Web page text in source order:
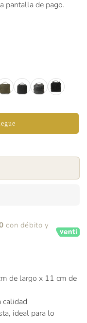
pantalla de pago.
con débito y
de largo x 11 cm de
calidad
ideal para lo